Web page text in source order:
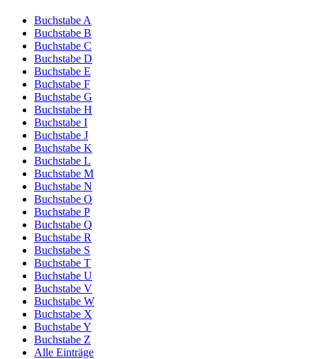
Buchstabe A
Buchstabe B
Buchstabe C
Buchstabe D
Buchstabe E
Buchstabe F
Buchstabe G
Buchstabe H
Buchstabe I
Buchstabe J
Buchstabe K
Buchstabe L
Buchstabe M
Buchstabe N
Buchstabe O
Buchstabe P
Buchstabe Q
Buchstabe R
Buchstabe S
Buchstabe T
Buchstabe U
Buchstabe V
Buchstabe W
Buchstabe X
Buchstabe Y
Buchstabe Z
Alle Einträge